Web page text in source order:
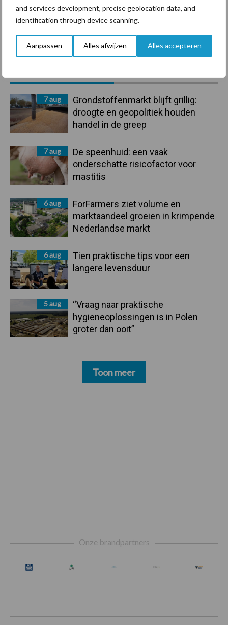
and services development, precise geolocation data, and
identification through device scanning.
Aanpassen Alles afwijzen Alles accepteren
Sidebar
7 aug
Grondstoffenmarkt blijft grillig:
droogte en geopolitiek houden
handel in de greep
7 aug
De speenhuid: een vaak
onderschatte risicofactor voor
mastitis
6 aug
ForFarmers ziet volume en
marktaandeel groeien in krimpende
Nederlandse markt
6 aug
Tien praktische tips voor een
langere levensduur
5 aug
“Vraag naar praktische
hygieneoplossingen is in Polen
groter dan ooit”
Toon meer
Toon meer
Onze brandpartners